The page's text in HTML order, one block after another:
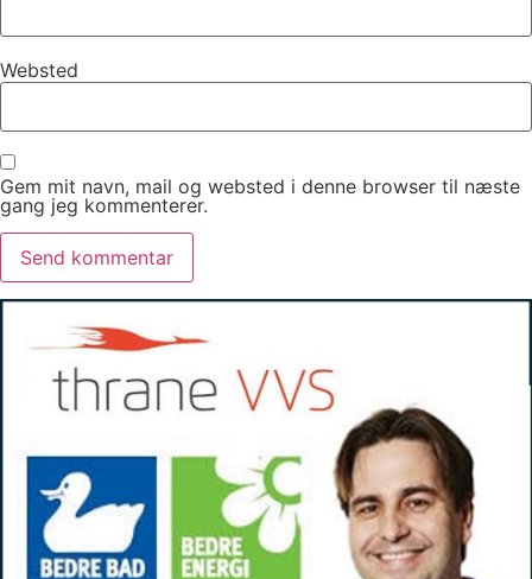
Websted
Gem mit navn, mail og websted i denne browser til næste
gang jeg kommenterer.